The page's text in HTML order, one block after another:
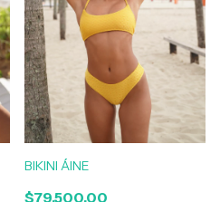
BIKINI ÁINE
$79.500,00